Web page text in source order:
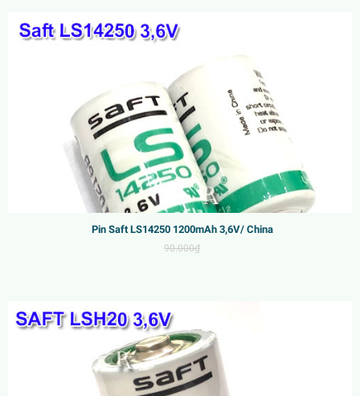
Pin Saft LS14250 1200mAh 3,6V/ China
90.000₫